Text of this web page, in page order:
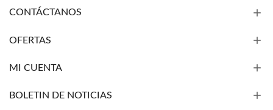
CONTÁCTANOS
OFERTAS
MI CUENTA
BOLETIN DE NOTICIAS